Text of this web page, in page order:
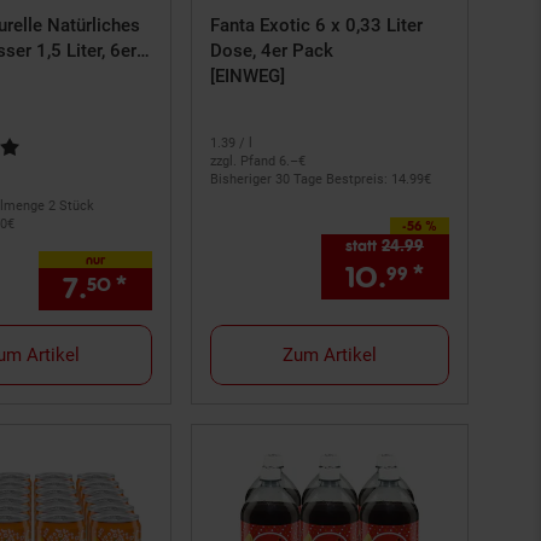
SeitenendeFußnote, Details am Seitenende
Natürliches
1,5 Liter, 6er
4,87 von 5 Sternen
2 Stück
€
nur
7.50 * € Sternchen Fußnote,
Artikel
Fanta Exotic 6 x 0,33 Liter
Dose, 4er Pack
[EINWEG]
1.39 / l
zzgl. Pfand 6.–€
Bisheriger 30 Tage Bestpreis: 14.99€
-56 %
Sie Sparen 56 Prozent,
statt24.99
10.99 *
Zum Artikel